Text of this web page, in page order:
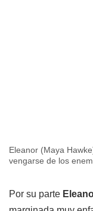
Eleanor (Maya
vengarse de los
Por su parte